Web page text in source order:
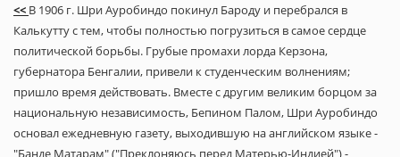
<< В 1906 г. Шри Ауробиндо покинул Бароду и перебрался в
Калькутту с тем, чтобы полностью погрузиться в самое сердце
политической борьбы. Грубые промахи лорда Керзона,
губернатора Бенгалии, привели к студенческим волнениям;
пришло время действовать. Вместе с другим великим борцом за
национальную независимость, Бепином Палом, Шри Ауробиндо
основал ежедневную газету, выходившую на английском языке -
"Банде Матарам" ("Преклоняюсь перед Матерью-Индией") -